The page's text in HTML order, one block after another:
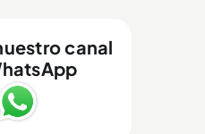
canal